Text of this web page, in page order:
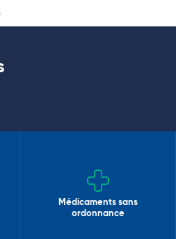
Médicaments sans
ordonnance